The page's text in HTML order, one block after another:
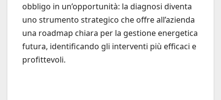
obbligo in un’opportunità: la diagnosi diventa
uno strumento strategico che offre all’azienda
una roadmap chiara per la gestione energetica
futura, identificando gli interventi più efficaci e
profittevoli.